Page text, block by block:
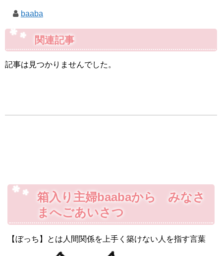
baaba
関連記事
記事は見つかりませんでした。
箱入り主婦baabaから みなさ
まへごあいさつ
【ぼっち】とは人間関係を上手く築けない人を指す言葉